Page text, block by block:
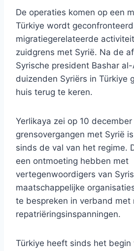
De operaties komen op een
Türkiye wordt
migratiegerelateerde
zuidgrens met Syrië. Na de
Syrische president Bashar
duizenden Syriërs in Türkiye
huis terug te keren.
Yerlikaya zei op 10
grensovergangen met Syrië
sinds de val van het regime.
een ontmoeting hebben met
vertegenwoordigers van
maatschappelijke
te bespreken in verband met
repatriëringsinspanningen.
Türkiye heeft sinds het begin